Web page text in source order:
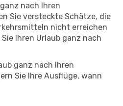
nach Ihren
Sie versteckte Schätze, die
nicht erreichen
Ihren Urlaub ganz nach
ganz nach Ihren
Sie Ihre Ausflüge, wann